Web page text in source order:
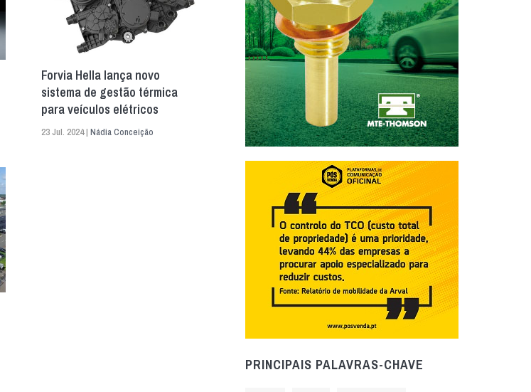
Forvia Hella lança novo
sistema de gestão térmica
para veículos elétricos
23 Jul. 2024 |Nádia Conceição
PRINCIPAIS PALAVRAS-CHAVE